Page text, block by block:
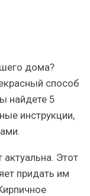
дома?
способ
найдете 5
инструкции,
Этот
придать им